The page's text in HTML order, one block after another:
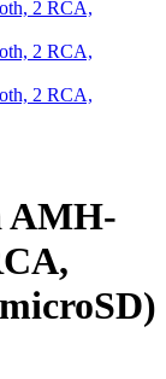
AMH-